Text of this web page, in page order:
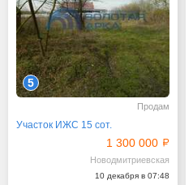
5
Продам
Участок ИЖС 15 сот.
1 300 000
Новодмитриевская
10 декабря в 07:48